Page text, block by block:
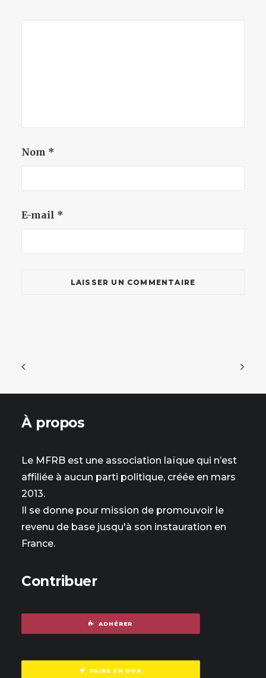
Nom *
E-mail *
À propos
Le MFRB est une association laïque qui n’est
affiliée à aucun parti politique, créée en mars
2013.
Il se donne pour mission de promouvoir le
revenu de base jusqu'à son instauration en
France.
Contribuer
ADHÉRER
FAIRE UN DON